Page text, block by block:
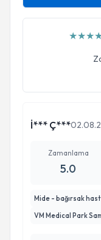
★★★
İ*** Ç***
Zamanlama
5.0
Mide - bağırsak
VM Medical Park